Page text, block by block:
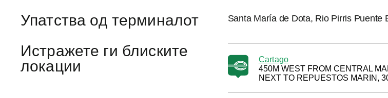
Упатства од терминалот Santa María de Dota, Rio Pirris Puente
Истражете ги блиските
локации
Cartago
450M WEST FROM CENTRAL
NEXT TO REPUESTOS MARIN,